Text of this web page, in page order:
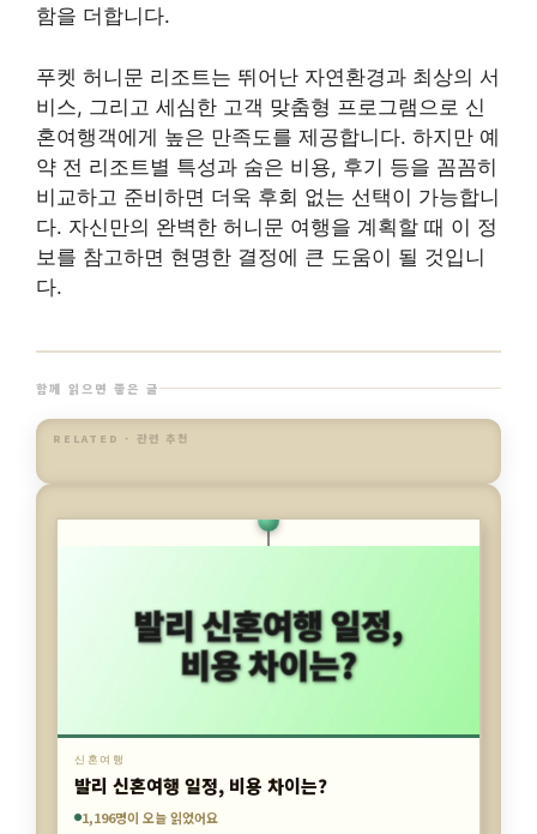
함을 더합니다.
푸켓 허니문 리조트는 뛰어난 자연환경과 최상의 서
비스, 그리고 세심한 고객 맞춤형 프로그램으로 신
혼여행객에게 높은 만족도를 제공합니다. 하지만 예
약 전 리조트별 특성과 숨은 비용, 후기 등을 꼼꼼히
비교하고 준비하면 더욱 후회 없는 선택이 가능합니
다. 자신만의 완벽한 허니문 여행을 계획할 때 이 정
보를 참고하면 현명한 결정에 큰 도움이 될 것입니
다.
함께 읽으면 좋은 글
RELATED · 관련 추천
6,246명이 오늘 읽었어요
신혼여행
발리 신혼여행 일정, 비용 차이는?
1,196명이 오늘 읽었어요
4,971명이 오늘 읽었어요